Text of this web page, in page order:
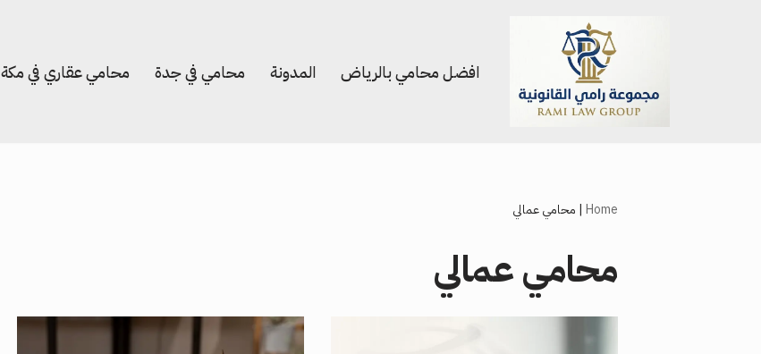
افضل محامي بالرياض المدونة محامي في جدة محامي عقاري في مكة
Home
| محامي عمالي
محامي عمالي